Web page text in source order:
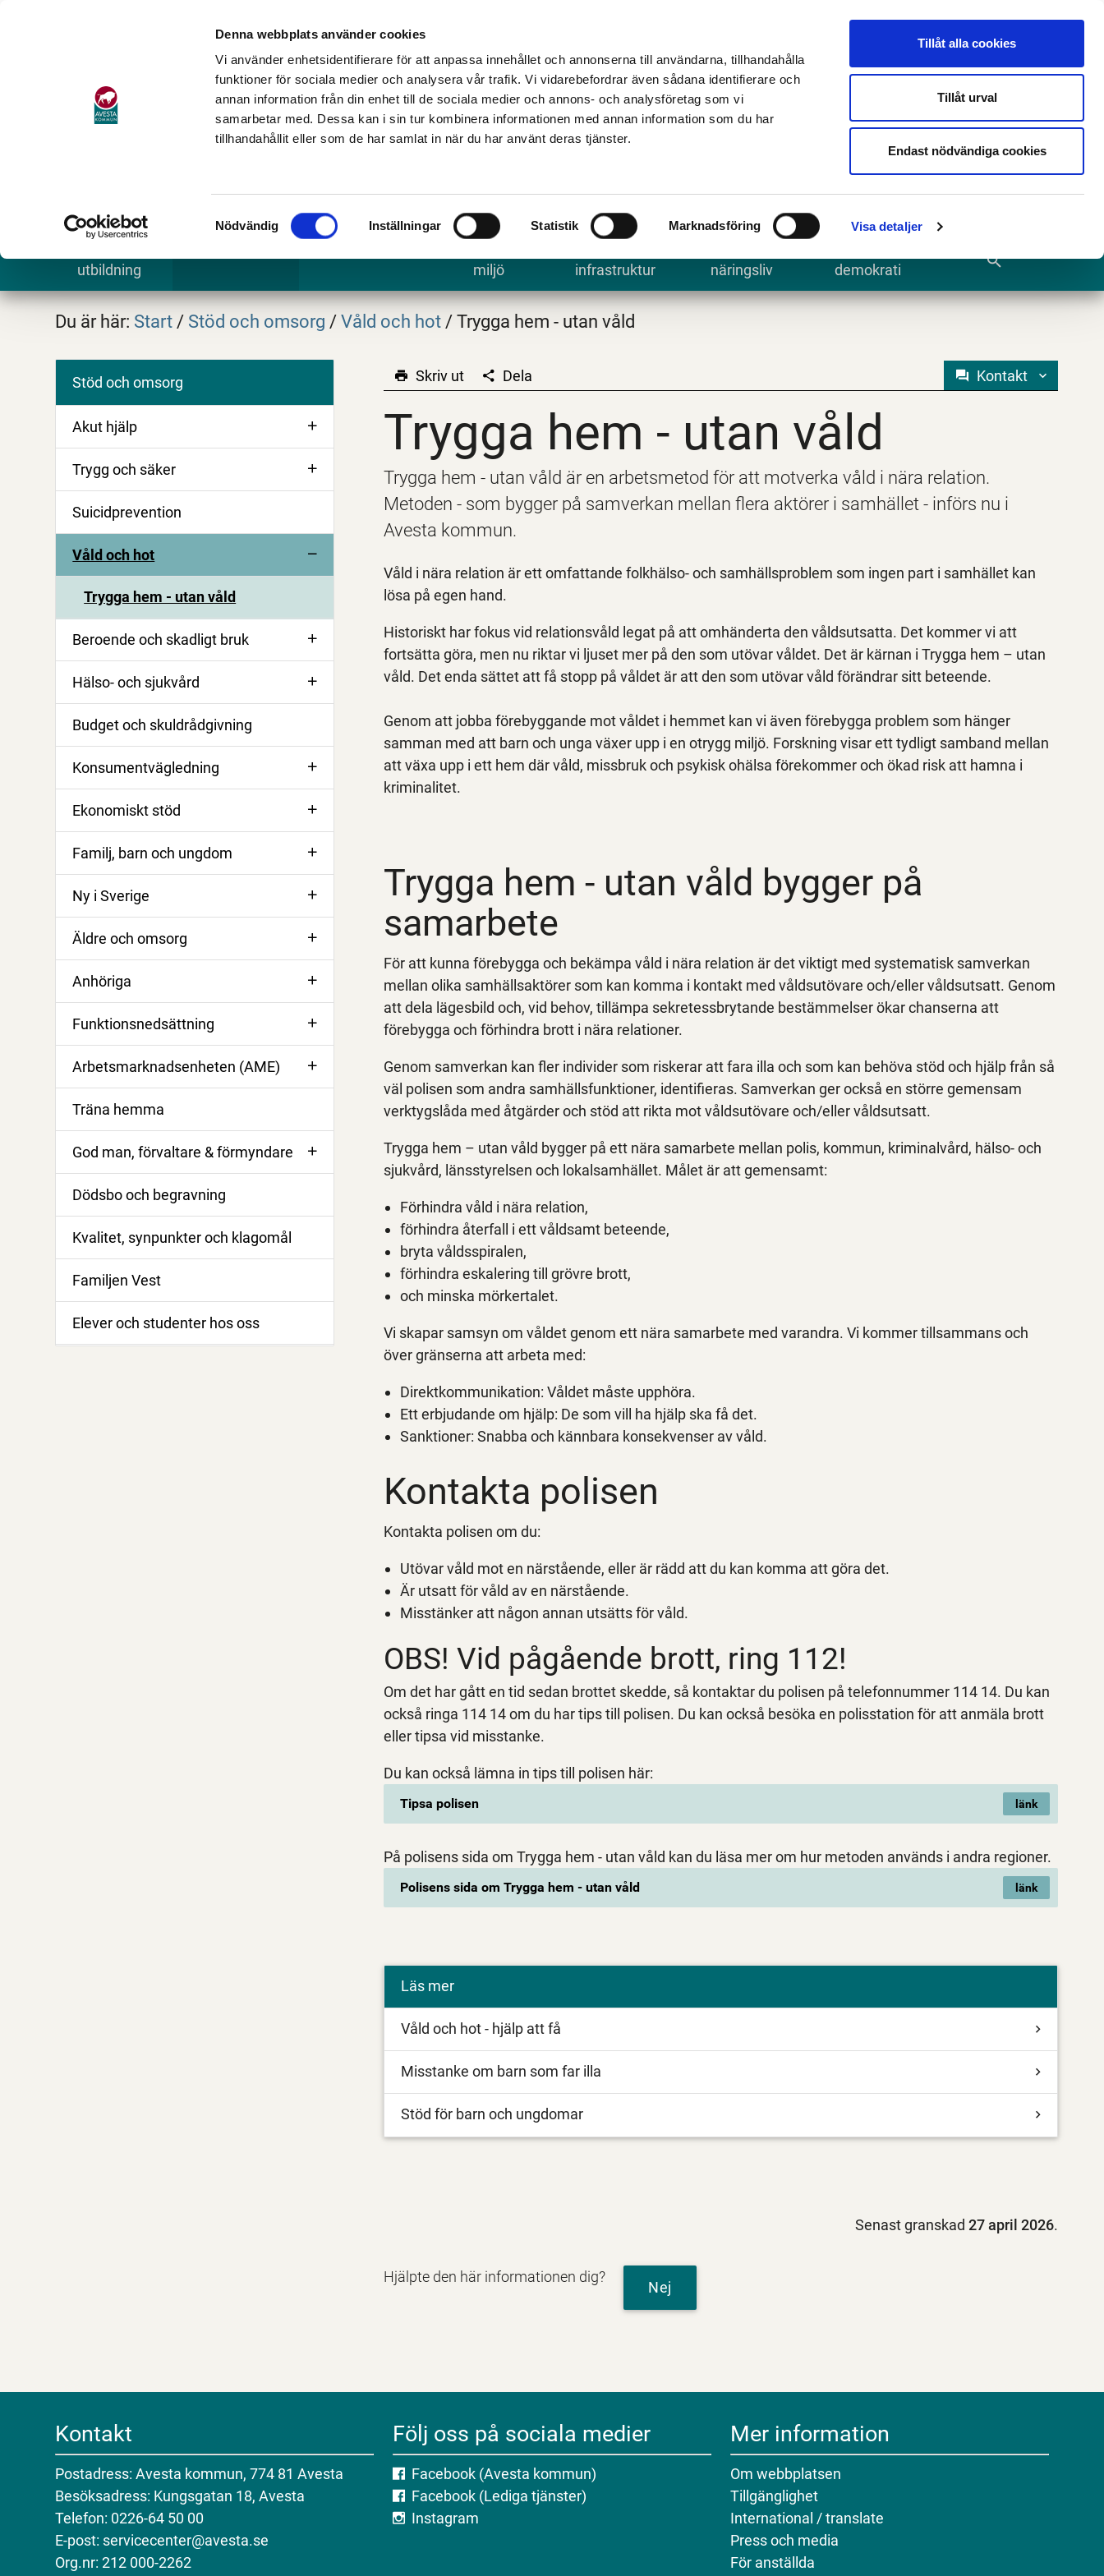
Denna webbplats använder cookies
Vi använder enhetsidentifierare för att anpassa innehållet och annonserna till användarna, tillhandahålla
funktioner för sociala medier och analysera vår trafik. Vi vidarebefordrar även sådana identifierare och
annan information från din enhet till de sociala medier och annons- och analysföretag som vi
samarbetar med. Dessa kan i sin tur kombinera informationen med annan information som du har
tillhandahållit eller som de har samlat in när du har använt deras tjänster.
Samtyckesval
Nödvändig Inställningar Statistik Marknadsföring Visa detaljer
Tillåt alla cookies
Tillåt urval
Endast nödvändiga cookies
E-tjänster och blanketter Translate
Sök
utbildning
miljö
infrastruktur
näringsliv
demokrati
search
Du är här: Start / Stöd och omsorg / Våld och hot / Trygga hem - utan våld
Stöd och omsorg
Akut hjälp
Trygg och säker
Suicidprevention
Våld och hot
Trygga hem - utan våld
Beroende och skadligt bruk
Hälso- och sjukvård
Budget och skuldrådgivning
Konsumentvägledning
Ekonomiskt stöd
Familj, barn och ungdom
Ny i Sverige
Äldre och omsorg
Anhöriga
Funktionsnedsättning
Arbetsmarknadsenheten (AME)
Träna hemma
God man, förvaltare & förmyndare
Dödsbo och begravning
Kvalitet, synpunkter och klagomål
Familjen Vest
Elever och studenter hos oss
Trygga hem - utan våld
Skriv ut Dela Kontakt
Trygga hem - utan våld
Trygga hem - utan våld är en arbetsmetod för att motverka våld i nära relation.
Metoden - som bygger på samverkan mellan flera aktörer i samhället - införs nu i
Avesta kommun.
Våld i nära relation är ett omfattande folkhälso- och samhällsproblem som ingen part i samhället kan
lösa på egen hand.
Historiskt har fokus vid relationsvåld legat på att omhänderta den våldsutsatta. Det kommer vi att
fortsätta göra, men nu riktar vi ljuset mer på den som utövar våldet. Det är kärnan i Trygga hem – utan
våld. Det enda sättet att få stopp på våldet är att den som utövar våld förändrar sitt beteende.
Genom att jobba förebyggande mot våldet i hemmet kan vi även förebygga problem som hänger
samman med att barn och unga växer upp i en otrygg miljö. Forskning visar ett tydligt samband mellan
att växa upp i ett hem där våld, missbruk och psykisk ohälsa förekommer och ökad risk att hamna i
kriminalitet.
Trygga hem - utan våld bygger på
samarbete
För att kunna förebygga och bekämpa våld i nära relation är det viktigt med systematisk samverkan
mellan olika samhällsaktörer som kan komma i kontakt med våldsutövare och/eller våldsutsatt. Genom
att dela lägesbild och, vid behov, tillämpa sekretessbrytande bestämmelser ökar chanserna att
förebygga och förhindra brott i nära relationer.
Genom samverkan kan fler individer som riskerar att fara illa och som kan behöva stöd och hjälp från så
väl polisen som andra samhällsfunktioner, identifieras. Samverkan ger också en större gemensam
verktygslåda med åtgärder och stöd att rikta mot våldsutövare och/eller våldsutsatt.
Trygga hem – utan våld bygger på ett nära samarbete mellan polis, kommun, kriminalvård, hälso- och
sjukvård, länsstyrelsen och lokalsamhället. Målet är att gemensamt:
Förhindra våld i nära relation,
förhindra återfall i ett våldsamt beteende,
bryta våldsspiralen,
förhindra eskalering till grövre brott,
och minska mörkertalet.
Vi skapar samsyn om våldet genom ett nära samarbete med varandra. Vi kommer tillsammans och
över gränserna att arbeta med:
Direktkommunikation: Våldet måste upphöra.
Ett erbjudande om hjälp: De som vill ha hjälp ska få det.
Sanktioner: Snabba och kännbara konsekvenser av våld.
Kontakta polisen
Kontakta polisen om du:
Utövar våld mot en närstående, eller är rädd att du kan komma att göra det.
Är utsatt för våld av en närstående.
Misstänker att någon annan utsätts för våld.
OBS! Vid pågående brott, ring 112!
Om det har gått en tid sedan brottet skedde, så kontaktar du polisen på telefonnummer 114 14. Du kan
också ringa 114 14 om du har tips till polisen. Du kan också besöka en polisstation för att anmäla brott
eller tipsa vid misstanke.
Du kan också lämna in tips till polisen här:
Tipsa polisen
På polisens sida om Trygga hem - utan våld kan du läsa mer om hur metoden används i andra regioner.
Polisens sida om Trygga hem - utan våld
Läs mer
Våld och hot - hjälp att få
Misstanke om barn som far illa
Stöd för barn och ungdomar
Senast granskad27 april 2026.
Hjälpte den här informationen dig?
Nej
Kontakt
Postadress: Avesta kommun, 774 81 Avesta
Besöksadress: Kungsgatan 18, Avesta
Telefon: 0226-64 50 00
E-post: servicecenter@avesta.se
Org.nr: 212 000-2262
Följ oss på sociala medier
Facebook (Avesta kommun)
Facebook (Lediga tjänster)
Instagram
Mer information
Om webbplatsen
Tillgänglighet
International / translate
Press och media
För anställda